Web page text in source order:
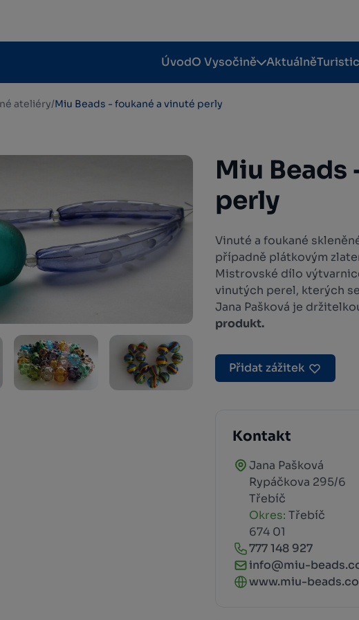
ÚvodO Vysočině Aktuálně
ateliéry/Miu Beads - foukané a vinuté perly
Miu
perly
Vinuté a foukané
případně plátkovým
Mistrovské dílo
vinutých perel, kterých
Jana Pašková je
produkt.
Přidat zážitek
Kontakt
Jana Pašková
Rypáčkova 295/6
Třebíč
Okres: Třebíč
674 01
777 148 927
info@miu-
www.miu-